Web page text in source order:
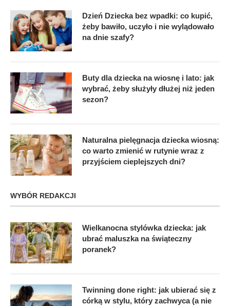
Dzień Dziecka bez wpadki: co kupić,
żeby bawiło, uczyło i nie wylądowało
na dnie szafy?
Buty dla dziecka na wiosnę i lato: jak
wybrać, żeby służyły dłużej niż jeden
sezon?
Naturalna pielęgnacja dziecka wiosną:
co warto zmienić w rutynie wraz z
przyjściem cieplejszych dni?
WYBÓR REDAKCJI
Wielkanocna stylówka dziecka: jak
ubrać maluszka na świąteczny
poranek?
Twinning done right: jak ubierać się z
córką w stylu, który zachwyca (a nie